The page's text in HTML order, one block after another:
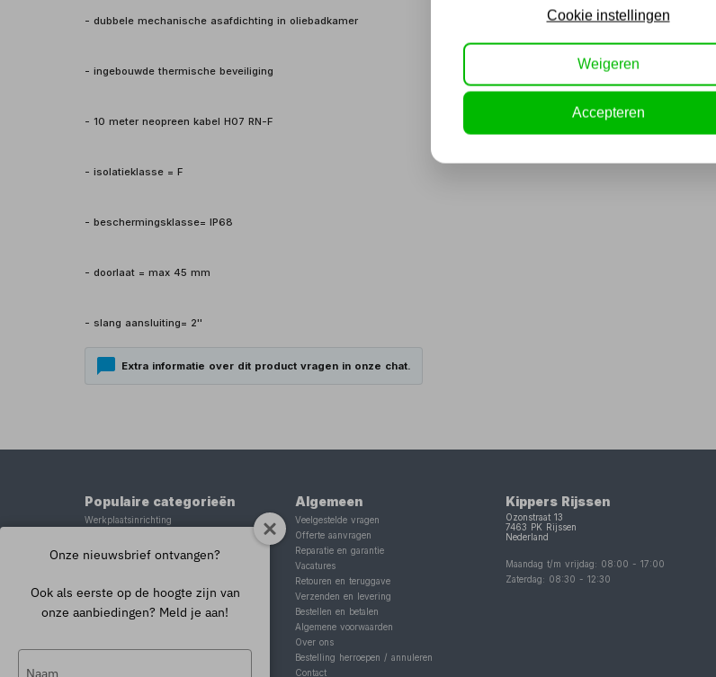
- dubbele mechanische asafdichting in oliebadkamer
- ingebouwde thermische beveiliging
- 10 meter neopreen kabel H07 RN-F
- isolatieklasse = F
- beschermingsklasse= IP68
- doorlaat = max 45 mm
- slang aansluiting= 2''
Extra informatie over dit product vragen in onze chat.
Populaire categorieën
Werkplaatsinrichting
Tig lasapparaat
Motorlift
Schaarlift
Algemeen
Veelgestelde vragen
Offerte aanvragen
Reparatie en garantie
Vacatures
Retouren en teruggave
Verzenden en levering
Bestellen en betalen
Algemene voorwaarden
Over ons
Bestelling herroepen / annuleren
Contact
Kippers Rijssen
Ozonstraat 13
7463 PK
Rijssen
Nederland
Maandag t/m vrijdag: 08:00 -17:00
Zaterdag: 08:30 -12:30
Onze nieuwsbrief ontvangen?
Ook als eerste op de hoogte zijn van
onze aanbiedingen? Meld je aan!
Cookie instellingen
Weigeren
Accepteren